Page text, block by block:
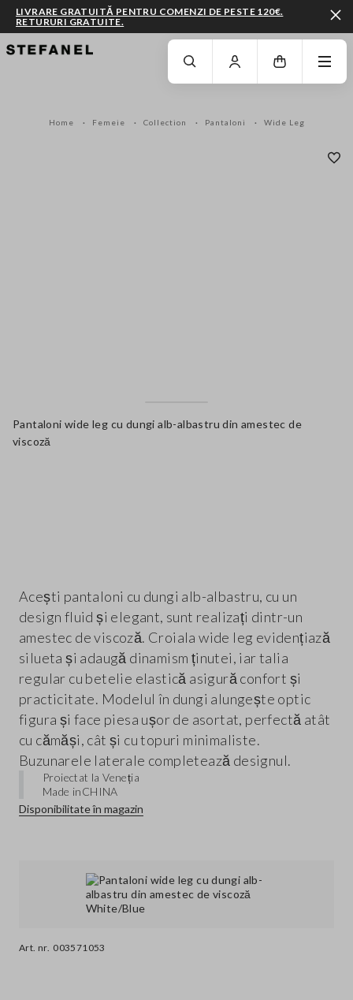
MERGI LA CONȚINUTUL PRINCIPALDERULEAZĂ ÎN JOS
LIVRARE GRATUITĂ PENTRU COMENZI DE PESTE 120€.
RETURURI GRATUITE.
Home Femeie Collection Pantaloni Wide Leg
Pantaloni wide leg cu dungi alb-albastru din amestec de
viscoză
Art. nr. 003571053
Acești pantaloni cu dungi alb-albastru, cu un
design fluid și elegant, sunt realizați dintr-un
amestec de viscoză. Croiala wide leg evidențiază
silueta și adaugă dinamism ținutei, iar talia
regular cu betelie elastică asigură confort și
practicitate. Modelul în dungi alungește optic
figura și face piesa ușor de asortat, perfectă atât
cu cămăși, cât și cu topuri minimaliste.
Buzunarele laterale completează designul.
Proiectat la Veneția
Made inCHINA
Disponibilitate în magazin